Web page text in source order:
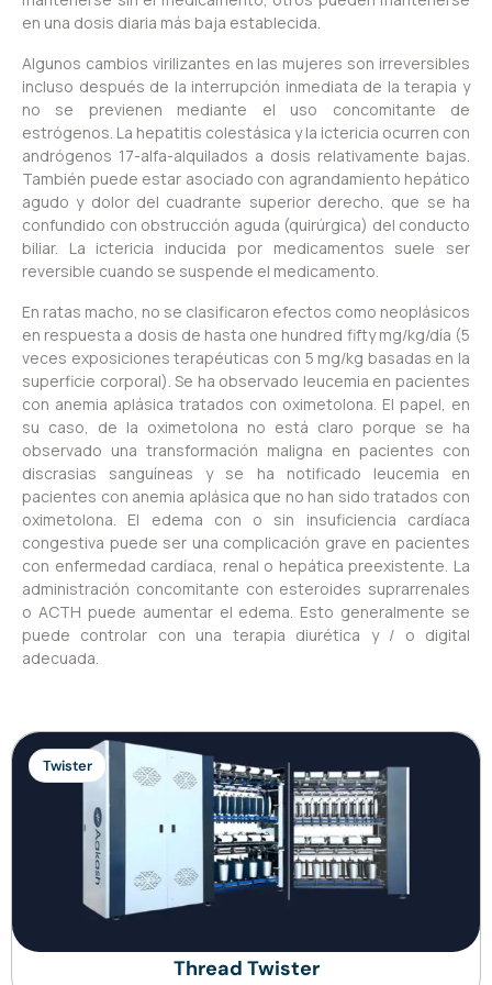
en una dosis diaria más baja establecida.
Algunos cambios virilizantes en las mujeres son irreversibles
incluso después de la interrupción inmediata de la terapia y
no se previenen mediante el uso concomitante de
estrógenos. La hepatitis colestásica y la ictericia ocurren con
andrógenos 17-alfa-alquilados a dosis relativamente bajas.
También puede estar asociado con agrandamiento hepático
agudo y dolor del cuadrante superior derecho, que se ha
confundido con obstrucción aguda (quirúrgica) del conducto
biliar. La ictericia inducida por medicamentos suele ser
reversible cuando se suspende el medicamento.
En ratas macho, no se clasificaron efectos como neoplásicos
en respuesta a dosis de hasta one hundred fifty mg/kg/día (5
veces exposiciones terapéuticas con 5 mg/kg basadas en la
superficie corporal). Se ha observado leucemia en pacientes
con anemia aplásica tratados con oximetolona. El papel, en
su caso, de la oximetolona no está claro porque se ha
observado una transformación maligna en pacientes con
discrasias sanguíneas y se ha notificado leucemia en
pacientes con anemia aplásica que no han sido tratados con
oximetolona. El edema con o sin insuficiencia cardíaca
congestiva puede ser una complicación grave en pacientes
con enfermedad cardíaca, renal o hepática preexistente. La
administración concomitante con esteroides suprarrenales
o ACTH puede aumentar el edema. Esto generalmente se
puede controlar con una terapia diurética y / o digital
adecuada.
Twister
Thread Twister